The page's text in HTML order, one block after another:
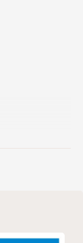
書技巧，編
式，徹底解
原始圖檔；
通通退散！
效率翻倍！